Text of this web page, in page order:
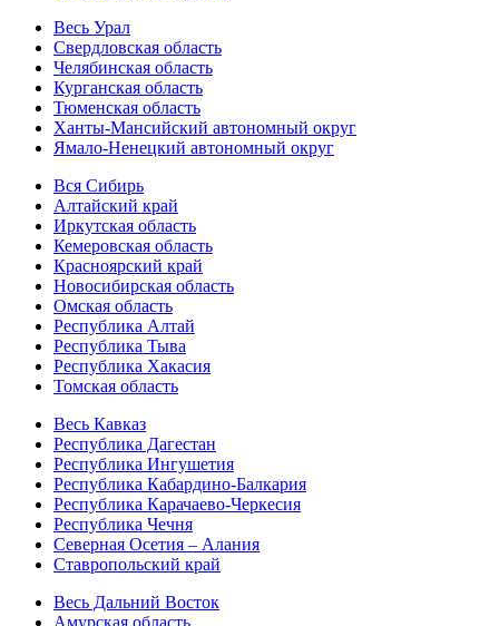
Весь Урал
Свердловская область
Челябинская область
Курганская область
Тюменская область
Ханты-Мансийский автономный округ
Ямало-Ненецкий автономный округ
Вся Сибирь
Алтайский край
Иркутская область
Кемеровская область
Красноярский край
Новосибирская область
Омская область
Республика Алтай
Республика Тыва
Республика Хакасия
Томская область
Весь Кавказ
Республика Дагестан
Республика Ингушетия
Республика Кабардино-Балкария
Республика Карачаево-Черкесия
Республика Чечня
Северная Осетия – Алания
Ставропольский край
Весь Дальний Восток
Амурская область